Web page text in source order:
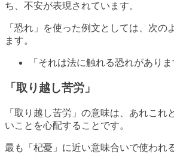
ち、不安が表現されています。
「恐れ」を使った例文としては、次の
ます。
「それは法に触れる恐れがありま
「取り越し苦労」
「取り越し苦労」の意味は、あれこれ
いことを心配することです。
最も「杞憂」に近い意味合いで使われ